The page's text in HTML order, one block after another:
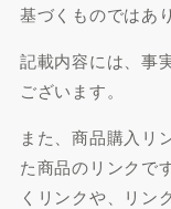
基づくものではあ
記載内容には、事
ございます。
また、商品購入リ
た商品のリンクで
くリンクや、リン